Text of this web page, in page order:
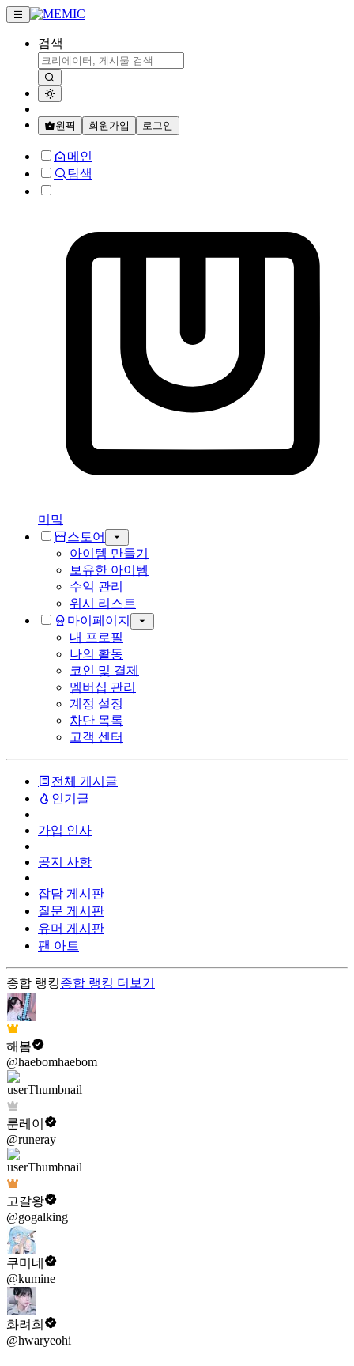
검색
원픽 회원가입 로그인
메인
탐색
미밐
스토어
아이템 만들기
보유한 아이템
수익 관리
위시 리스트
마이페이지
내 프로필
나의 활동
코인 및 결제
멤버십 관리
계정 설정
차단 목록
고객 센터
전체 게시글
인기글
가입 인사
공지 사항
잡담 게시판
질문 게시판
유머 게시판
팬 아트
종합 랭킹종합 랭킹 더보기
해봄
@haebomhaebom
룬레이
@runeray
고갈왕
@gogalking
쿠미네
@kumine
화려희
@hwaryeohi